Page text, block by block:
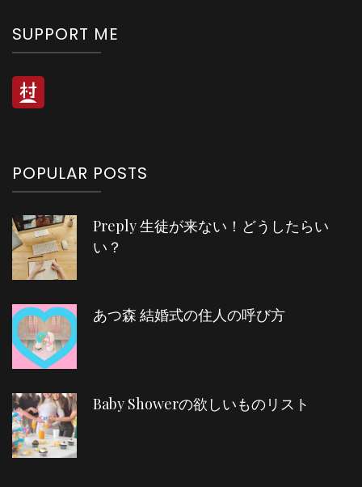
SUPPORT ME
POPULAR POSTS
Preply 生徒が来ない！どうしたらい
い？
あつ森 結婚式の住人の呼び方
Baby Showerの欲しいものリスト